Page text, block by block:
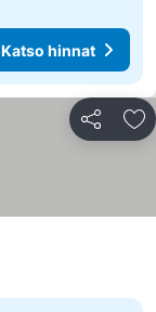
Katso hinnat
Jaa